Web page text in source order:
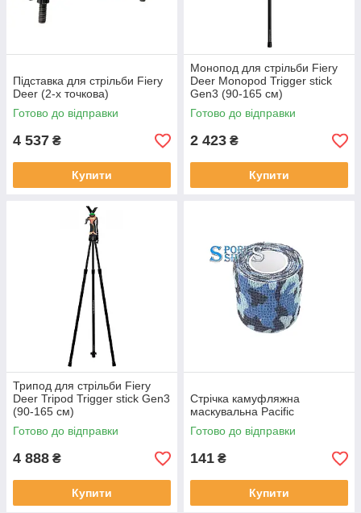
Підставка для стрільби Fiery
Deer (2-х точкова)
Готово до відправки
4 537 ₴
Купити
Монопод для стрільби Fiery
Deer Monopod Trigger stick
Gen3 (90-165 см)
Готово до відправки
2 423 ₴
Купити
Трипод для стрільби Fiery
Deer Tripod Trigger stick Gen3
(90-165 см)
Готово до відправки
4 888 ₴
Купити
Стрічка камуфляжна
маскувальна Pacific
Готово до відправки
141 ₴
Купити